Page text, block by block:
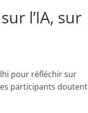
l’IA, sur
pour réfléchir sur
participants doutent